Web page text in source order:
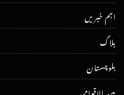
اہم خبریں
بلاگ
بلوچستان